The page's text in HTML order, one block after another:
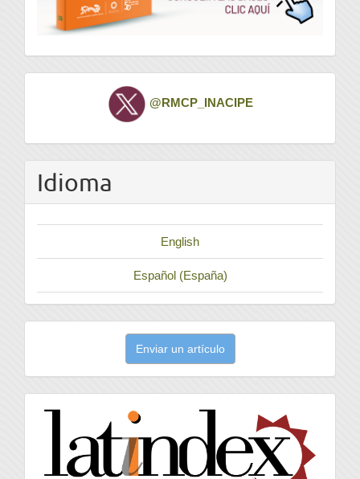
Twitter @RMCP_INACIPE
Idioma
English
Español (España)
artículo
Enviar un artículo
latindex